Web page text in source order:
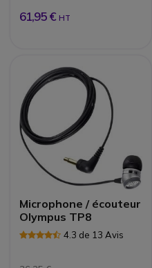
61,95 € HT
Microphone / écouteur
Olympus TP8
4.3 de 13 Avis